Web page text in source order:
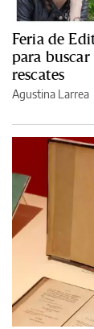
Feria de
para buscar
rescates
Agustina Larrea